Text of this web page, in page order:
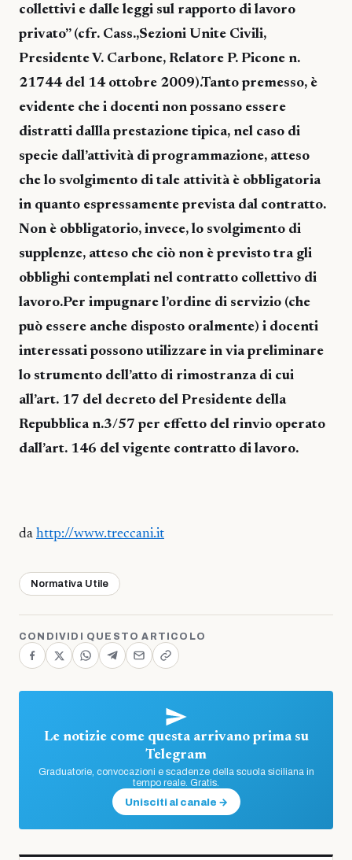
collettivi e dalle leggi sul rapporto di lavoro
privato” (cfr. Cass.,Sezioni Unite Civili,
Presidente V. Carbone, Relatore P. Picone n.
21744 del 14 ottobre 2009).Tanto premesso, è
evidente che i docenti non possano essere
distratti dallla prestazione tipica, nel caso di
specie dall’attività di programmazione, atteso
che lo svolgimento di tale attività è obbligatoria
in quanto espressamente prevista dal contratto.
Non è obbligatorio, invece, lo svolgimento di
supplenze, atteso che ciò non è previsto tra gli
obblighi contemplati nel contratto collettivo di
lavoro.Per impugnare l’ordine di servizio (che
può essere anche disposto oralmente) i docenti
interessati possono utilizzare in via preliminare
lo strumento dell’atto di rimostranza di cui
all’art. 17 del decreto del Presidente della
Repubblica n.3/57 per effetto del rinvio operato
dall’art. 146 del vigente contratto di lavoro.
da http://www.treccani.it
Normativa Utile
CONDIVIDI QUESTO ARTICOLO
Le notizie come questa arrivano prima su
Telegram
Graduatorie, convocazioni e scadenze della scuola siciliana in
tempo reale. Gratis.
Unisciti al canale →